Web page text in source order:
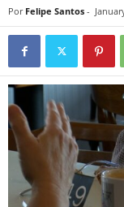
Por Felipe Santos -